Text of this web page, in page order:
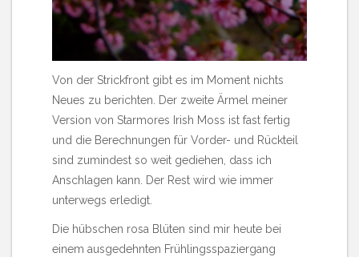
Von der Strickfront gibt es im Moment nichts
Neues zu berichten. Der zweite Ärmel meiner
Version von Starmores Irish Moss ist fast fertig
und die Berechnungen für Vorder- und Rückteil
sind zumindest so weit gediehen, dass ich
Anschlagen kann. Der Rest wird wie immer
unterwegs erledigt.
Die hübschen rosa Blüten sind mir heute bei
einem ausgedehnten Frühlingsspaziergang